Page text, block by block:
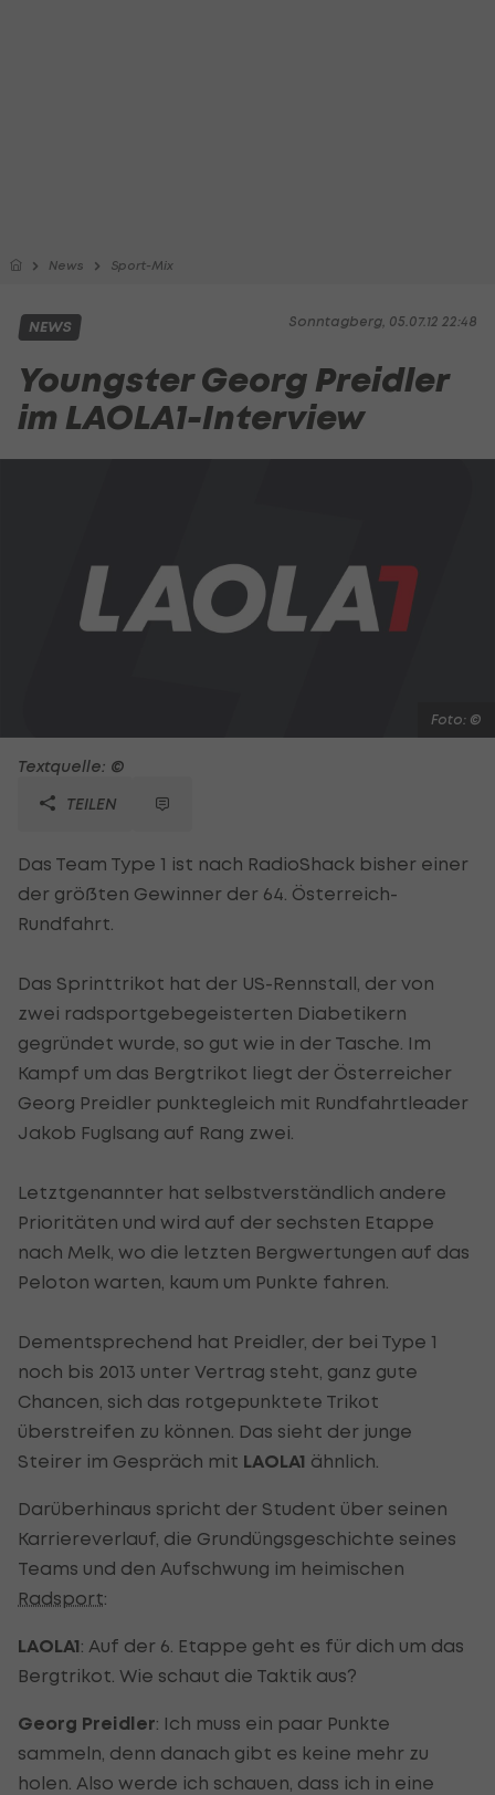
News Sport-Mix
Sonntagberg, 05.07.12 22:48
NEWS
Youngster Georg Preidler
im LAOLA1-Interview
Foto: ©
Textquelle: ©
TEILEN
Das Team Type 1 ist nach RadioShack bisher einer
der größten Gewinner der 64. Österreich-
Rundfahrt.
Das Sprinttrikot hat der US-Rennstall, der von
zwei radsportgebegeisterten Diabetikern
gegründet wurde, so gut wie in der Tasche. Im
Kampf um das Bergtrikot liegt der Österreicher
Georg Preidler punktegleich mit Rundfahrtleader
Jakob Fuglsang auf Rang zwei.
Letztgenannter hat selbstverständlich andere
Prioritäten und wird auf der sechsten Etappe
nach Melk, wo die letzten Bergwertungen auf das
Peloton warten, kaum um Punkte fahren.
Dementsprechend hat Preidler, der bei Type 1
noch bis 2013 unter Vertrag steht, ganz gute
Chancen, sich das rotgepunktete Trikot
überstreifen zu können. Das sieht der junge
Steirer im Gespräch mit LAOLA1 ähnlich.
Darüberhinaus spricht der Student über seinen
Karriereverlauf, die Grundüngsgeschichte seines
Teams und den Aufschwung im heimischen
Radsport:
LAOLA1: Auf der 6. Etappe geht es für dich um das
Bergtrikot. Wie schaut die Taktik aus?
Georg Preidler: Ich muss ein paar Punkte
sammeln, denn danach gibt es keine mehr zu
holen. Also werde ich schauen, dass ich in eine